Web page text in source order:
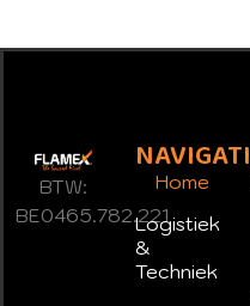
BTW:
BE0465.782.221
Home
Logistiek
&
Techniek